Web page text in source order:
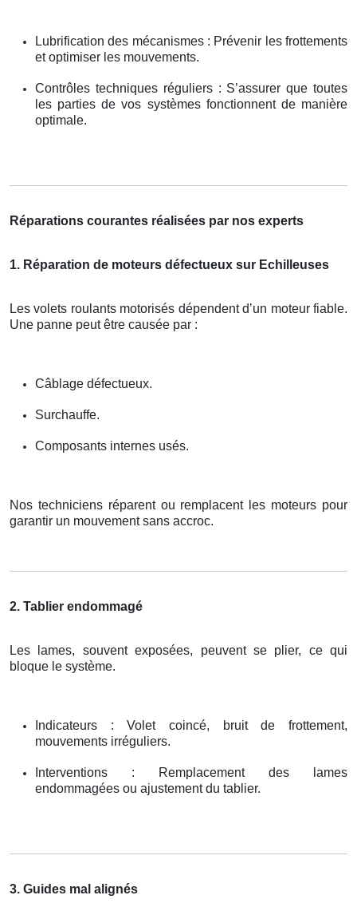
Lubrification des mécanismes : Prévenir les frottements
et optimiser les mouvements.
Contrôles techniques réguliers : S’assurer que toutes
les parties de vos systèmes fonctionnent de manière
optimale.
Réparations courantes réalisées par nos experts
1. Réparation de moteurs défectueux sur Echilleuses
Les volets roulants motorisés dépendent d’un moteur fiable.
Une panne peut être causée par :
Câblage défectueux.
Surchauffe.
Composants internes usés.
Nos techniciens réparent ou remplacent les moteurs pour
garantir un mouvement sans accroc.
2. Tablier endommagé
Les lames, souvent exposées, peuvent se plier, ce qui
bloque le système.
Indicateurs : Volet coincé, bruit de frottement,
mouvements irréguliers.
Interventions : Remplacement des lames
endommagées ou ajustement du tablier.
3. Guides mal alignés